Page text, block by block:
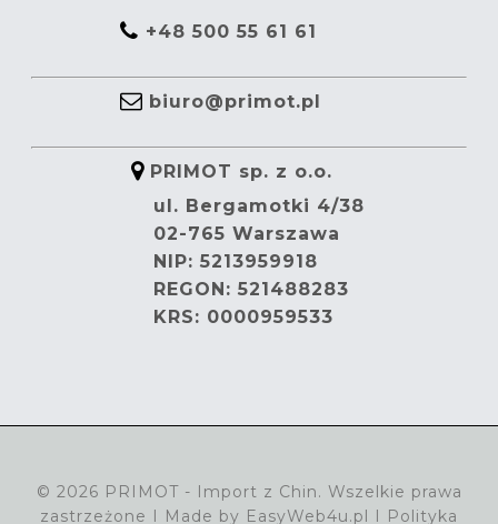
+48 500 55 61 61
biuro@primot.pl
PRIMOT sp. z o.o.
ul. Bergamotki 4/38
02-765 Warszawa
NIP: 5213959918
REGON: 521488283
KRS: 0000959533
© 2026 PRIMOT - Import z Chin. Wszelkie prawa
zastrzeżone I Made by EasyWeb4u.pl I Polityka